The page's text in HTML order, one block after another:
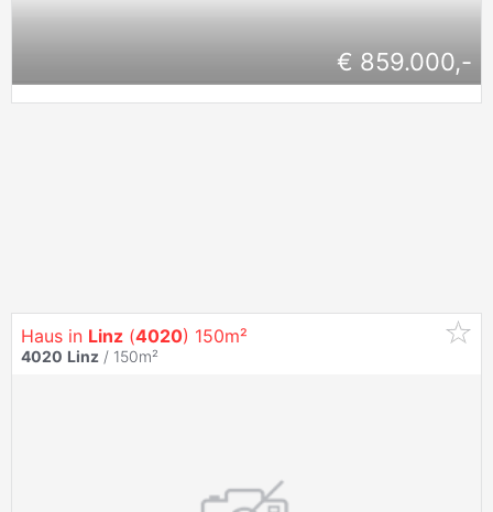
€ 859.000,-
Haus in Linz (4020) 150m²
4020 Linz / 150m²